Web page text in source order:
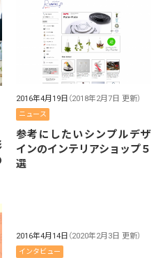
2016年4月19日 （2018年2月7日 更新）
ニュース
参考にしたいシンプルデザ
インのインテリアショップ５
選
2016年4月14日 （2020年2月3日 更新）
インタビュー